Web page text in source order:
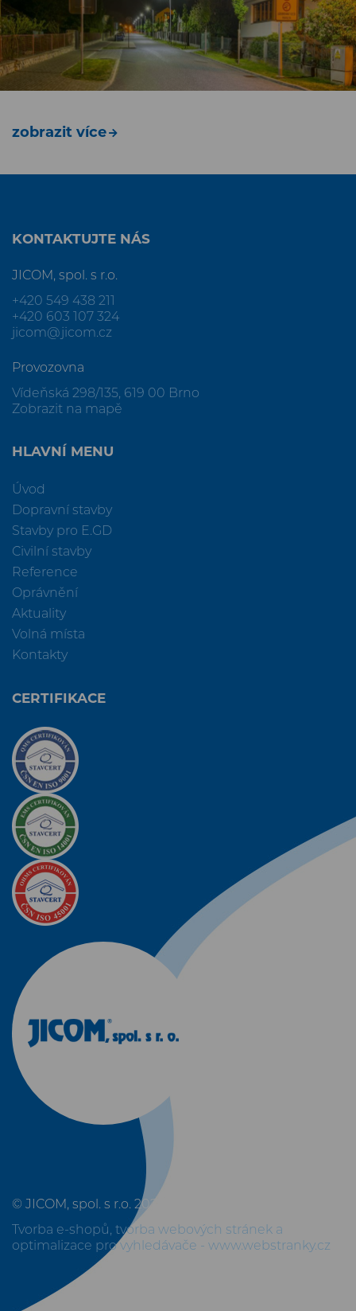
zobrazit více
KONTAKTUJTE NÁS
JICOM, spol. s r.o.
+420 549 438 211
+420 603 107 324
jicom@jicom.cz
Provozovna
Vídeňská 298/135, 619 00 Brno
Zobrazit na mapě
HLAVNÍ MENU
Úvod
Dopravní stavby
Stavby pro E.GD
Civilní stavby
Reference
Oprávnění
Aktuality
Volná místa
Kontakty
CERTIFIKACE
© JICOM, spol. s r.o. 2026. Všechna práva vyhrazena.
Tvorba e-shopů, tvorba webových stránek a
optimalizace pro vyhledávače - www.webstranky.cz